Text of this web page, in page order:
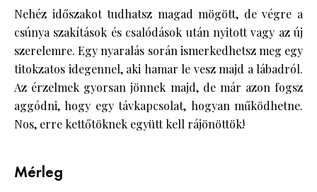
Nehéz időszakot tudhatsz magad mögött, de végre a
csúnya szakítások és csalódások után nyitott vagy az új
szerelemre. Egy nyaralás során ismerkedhetsz meg egy
titokzatos idegennel, aki hamar le vesz majd a lábadról.
Az érzelmek gyorsan jönnek majd, de már azon fogsz
aggódni, hogy egy távkapcsolat, hogyan működhetne.
Nos, erre kettőtöknek együtt kell rájönöttök!
Mérleg